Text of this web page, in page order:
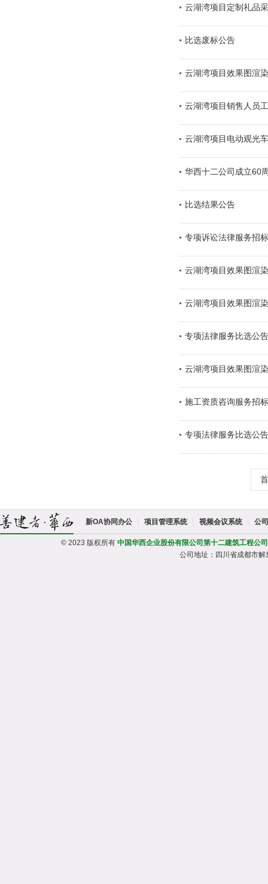
云湖湾项目定制礼品
比选废标公告
云湖湾项目效果图渲
云湖湾项目销售人员
云湖湾项目电动观光
华西十二公司成立60
比选结果公告
专项诉讼法律服务招
云湖湾项目效果图渲
云湖湾项目效果图渲
专项法律服务比选公告
云湖湾项目效果图渲
施工资质咨询服务招
专项法律服务比选公告
新OA协同办公 项目管理系统 视频会议系统 公
© 2023 版权所有 中国华西企业股份有限公司第十二建筑工程公司
公司地址：四川省成都市